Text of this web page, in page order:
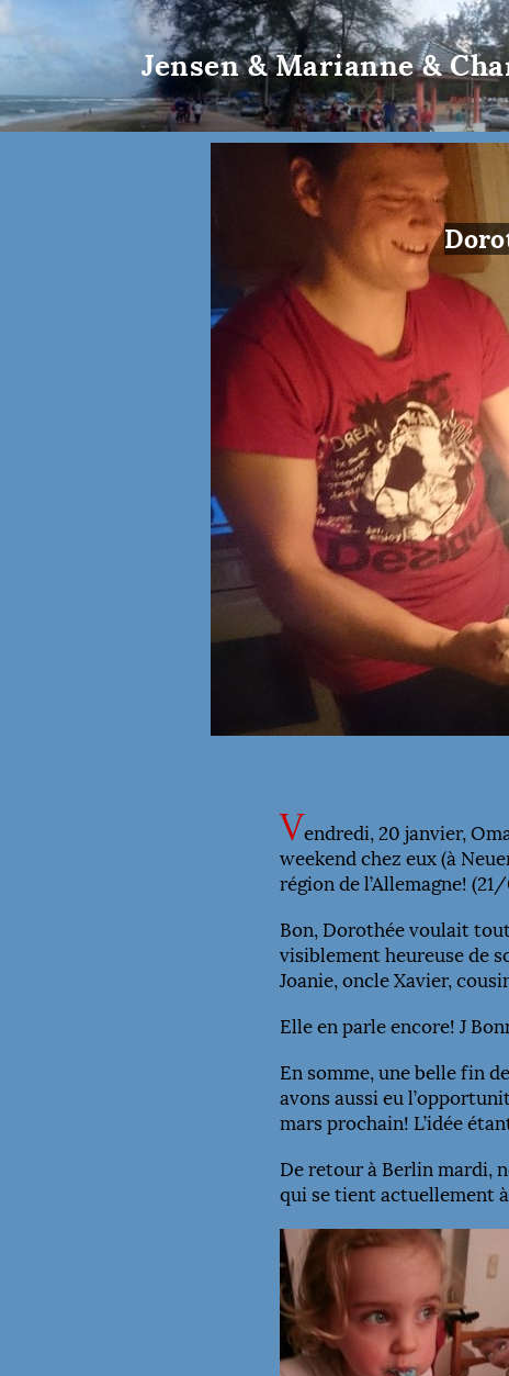
Jensen & Marianne &
Vendredi, 20 janvier,
weekend chez eux (à
région de l’Allemagne! (21/
Bon, Dorothée voulait
visiblement heureuse de
Joanie, oncle Xavier,
Elle en parle encore! J
En somme, une belle fin
avons aussi eu
mars prochain! L’idée
De retour à Berlin mardi,
qui se tient actuellement